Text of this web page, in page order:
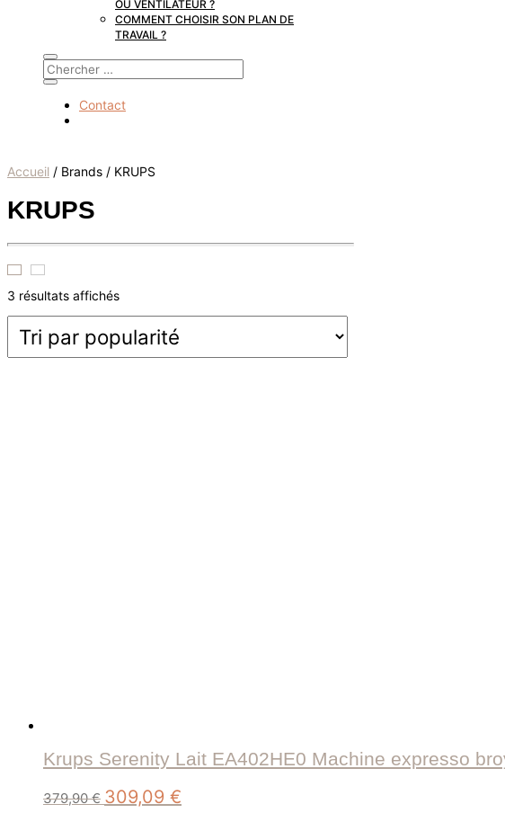
OU VENTILATEUR ?
COMMENT CHOISIR SON PLAN DE
TRAVAIL ?
Contact
Accueil / Brands / KRUPS
KRUPS
3 résultats affichésTrié
popularité
Krups Serenity Lait EA402HE0 Machine expresso
379,90€ Le
prix
309,09 €
prix